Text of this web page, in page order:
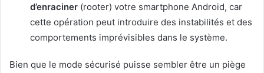
d’enraciner (rooter) votre smartphone Android, car
cette opération peut introduire des instabilités et des
comportements imprévisibles dans le système.
Bien que le mode sécurisé puisse sembler être un piège